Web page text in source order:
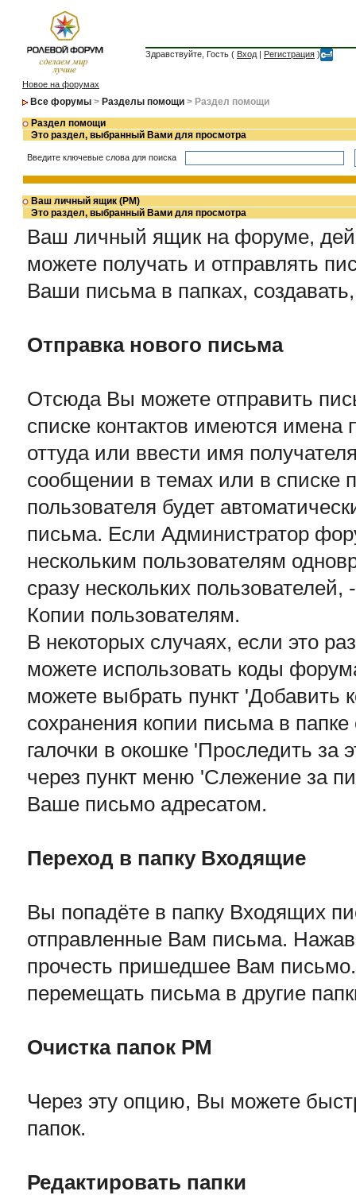
Здравствуйте, Гость ( Вход | Регистрация )
Новое на форумах
Все форумы > Разделы помощи > Раздел помощи
Раздел помощи
Это раздел, выбранный Вами для просмотра
Введите ключевые слова для поиска
Ваш личный ящик (PM)
Это раздел, выбранный Вами для просмотра
Ваш личный ящик на форуме,
можете получать и отправлять
Ваши письма в папках,
Отправка нового письма
Отсюда Вы можете отправить
списке контактов имеются
оттуда или ввести имя
сообщении в темах или в списке
пользователя будет
письма. Если Администратор
нескольким пользователям
сразу нескольких
Копии пользователям.
В некоторых случаях, если это
можете использовать коды
можете выбрать пункт 'Добавить
сохранения копии письма в
галочки в окошке 'Проследить
через пункт меню 'Слежение за
Ваше письмо адресатом.
Переход в папку Входящие
Вы попадёте в папку Входящих
отправленные Вам письма.
прочесть пришедшее Вам
перемещать письма в другие
Очистка папок РМ
Через эту опцию, Вы можете
папок.
Редактировать папки